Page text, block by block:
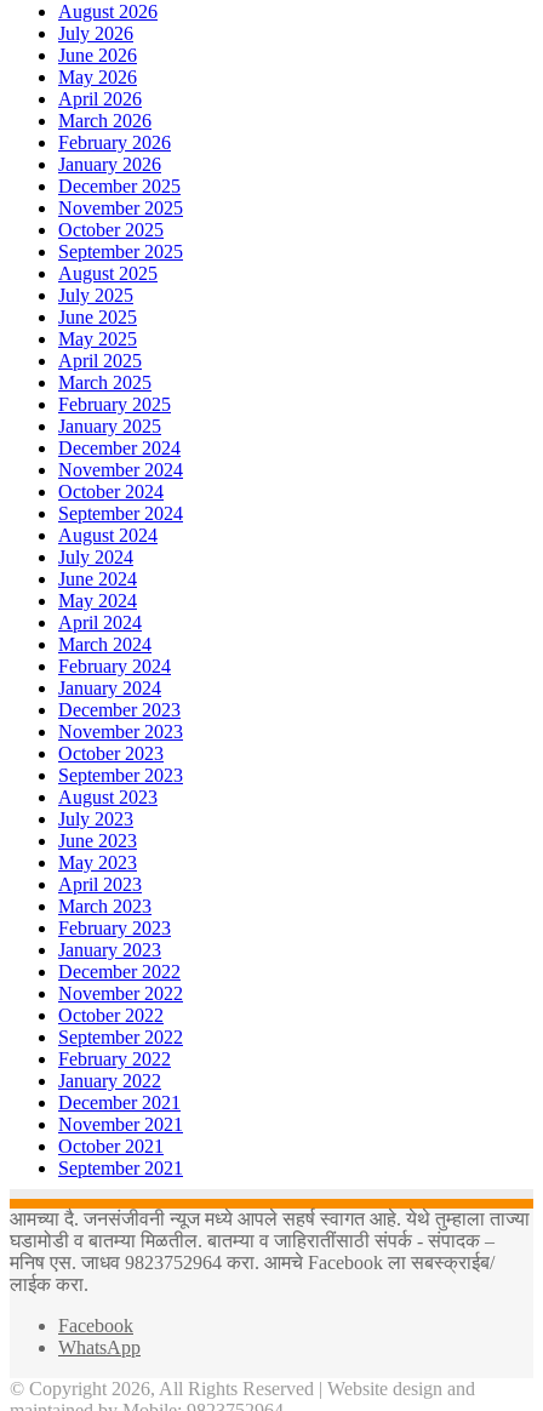
August 2026
July 2026
June 2026
May 2026
April 2026
March 2026
February 2026
January 2026
December 2025
November 2025
October 2025
September 2025
August 2025
July 2025
June 2025
May 2025
April 2025
March 2025
February 2025
January 2025
December 2024
November 2024
October 2024
September 2024
August 2024
July 2024
June 2024
May 2024
April 2024
March 2024
February 2024
January 2024
December 2023
November 2023
October 2023
September 2023
August 2023
July 2023
June 2023
May 2023
April 2023
March 2023
February 2023
January 2023
December 2022
November 2022
October 2022
September 2022
February 2022
January 2022
December 2021
November 2021
October 2021
September 2021
आमच्या दै. जनसंजीवनी न्यूज मध्ये आपले सहर्ष स्वागत आहे. येथे तुम्हाला ताज्या
घडामोडी व बातम्या मिळतील. बातम्या व जाहिरातींसाठी संपर्क - संपादक –
मनिष एस. जाधव 9823752964 करा. आमचे Facebook ला सबस्क्राईब/
लाईक करा.
Facebook
WhatsApp
© Copyright 2026, All Rights Reserved | Website design and